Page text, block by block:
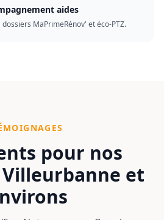
aides
MaPrimeRénov' et éco-PTZ.
pour nos
Villeurbanne et